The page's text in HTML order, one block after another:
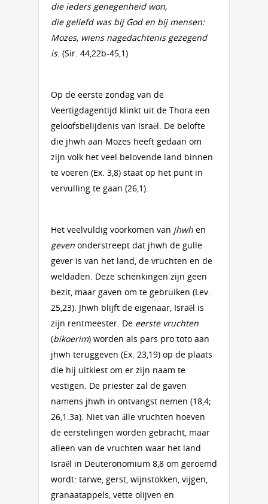
die ieders genegenheid won,
die geliefd was bij God en bij mensen:
Mozes, wiens nagedachtenis gezegend
is. (Sir. 44,22b-45,1)
Op de eerste zondag van de
Veertigdagentijd klinkt uit de Thora een
geloofsbelijdenis van Israël. De belofte
die jhwh aan Mozes heeft gedaan om
zijn volk het veel belovende land binnen
te voeren (Ex. 3,8) staat op het punt in
vervulling te gaan (26,1).
Het veelvuldig voorkomen van jhwh en
geven onderstreept dat jhwh de gulle
gever is van het land, de vruchten en de
weldaden. Deze schenkingen zijn geen
bezit, maar gaven om te gebruiken (Lev.
25,23). Jhwh blijft de eigenaar, Israël is
zijn rentmeester. De eerste vruchten
(bikoerim) worden als pars pro toto aan
jhwh teruggeven (Ex. 23,19) op de plaats
die hij uitkiest om er zijn naam te
vestigen. De priester zal de gaven
namens jhwh in ontvangst nemen (18,4;
26,1.3a). Niet van álle vruchten hoeven
de eerstelingen worden gebracht, maar
alleen van de vruchten waar het land
Israël in Deuteronomium 8,8 om geroemd
wordt: tarwe, gerst, wijnstokken, vijgen,
granaatappels, vette olijven en